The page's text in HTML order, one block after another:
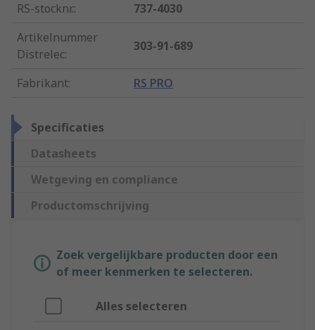
RS-stocknr.:
737-4030
Artikelnummer
Distrelec:
303-91-689
Fabrikant: RS PRO
Specificaties
Datasheets
Wetgeving en compliance
Productomschrijving
Zoek vergelijkbare producten door een
of meer kenmerken te selecteren.
Alles selecteren